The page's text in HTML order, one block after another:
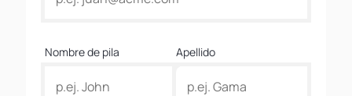
Nombre de pila Apellido